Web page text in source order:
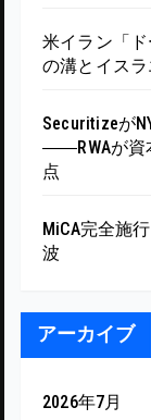
米イラン「
の溝とイス
Securitizeが
――RWAが資
点
MiCA完全施
波
アーカイブ
2026年7月